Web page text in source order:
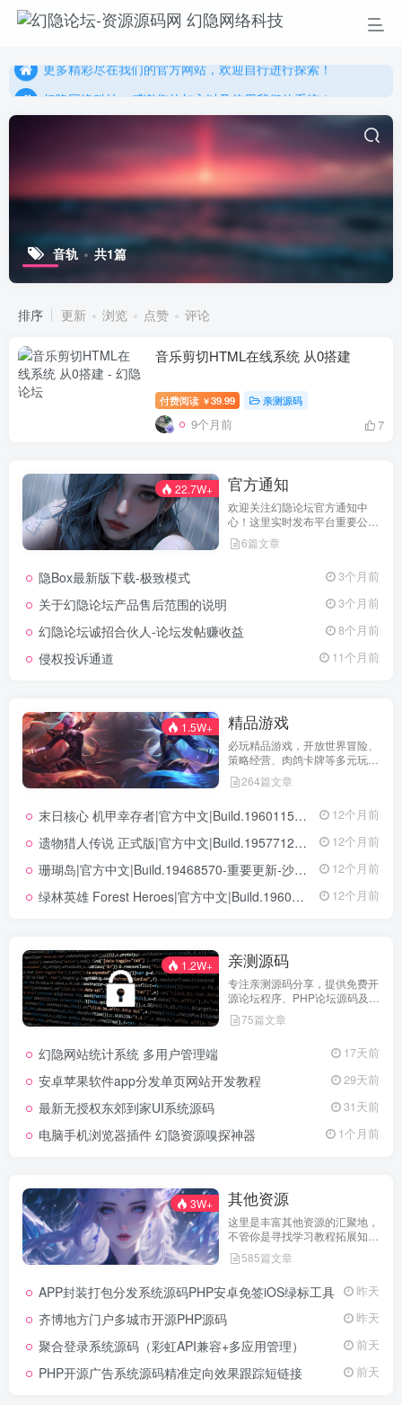
幻隐网络科技，感谢您的加入以及使用我们的系统！
音轨 共1篇
排序 更新 浏览 点赞 评论
音乐剪切HTML在线系统 从0搭建
付费阅读 ￥39.99 亲测源码
9个月前 7
22.7W+ 官方通知
欢迎关注幻隐论坛官方通知中
心！这里实时发布平台重要公
告、活动规则、功能更新、安全
提醒及用户权益说明，确保每位
们坚持公开透明，通过权威通知
坛获得更优质、安全的使用体
验！立即查看，不错过关键信
息！
6篇文章
隐Box最新版下载-极致模式 3个月前
关于幻隐论坛产品售后范围的说明 3个月前
幻隐论坛诚招合伙人-论坛发帖赚收益 8个月前
侵权投诉通道 11个月前
1.5W+ 精品游戏
必玩精品游戏，开放世界冒险、
策略经营、肉鸽卡牌等多元玩
法，满足不同玩家的喜好 。
264篇文章
末日核心 机甲幸存者|官方中文|Build.19601158|解压即撸| 12个月前
遗物猎人传说 正式版|官方中文|Build.19577129+全DLC|解压即撸| 12个月前
珊瑚岛|官方中文|Build.19468570-重要更新-沙盒|解压即撸| 12个月前
绿林英雄 Forest Heroes|官方中文|Build.19609351+全DLC|解压即撸| 12个月前
1.2W+ 亲测源码
专注亲测源码分享，提供免费开
源论坛程序、PHP论坛源码及论
坛搭建解决方案，所有源码均经
实际测试可用，助力快速搭建稳
75篇文章
幻隐网站统计系统 多用户管理端 17天前
安卓苹果软件app分发单页网站开发教程 29天前
最新无授权东郊到家UI系统源码 31天前
电脑手机浏览器插件 幻隐资源嗅探神器 1个月前
3W+ 其他资源
这里是丰富其他资源的汇聚地，
不管你是寻找学习教程拓展知
识，还是搜集各类素材激发创作
灵感，亦或是查询专业数据辅助
源定期更新、分类清晰、下载便
务，快来探索发现所需资源！
585篇文章
APP封装打包分发系统源码PHP安卓免签iOS绿标工具 昨天
齐博地方门户多城市开源PHP源码 昨天
聚合登录系统源码（彩虹API兼容+多应用管理） 前天
PHP开源广告系统源码精准定向效果跟踪短链接 前天